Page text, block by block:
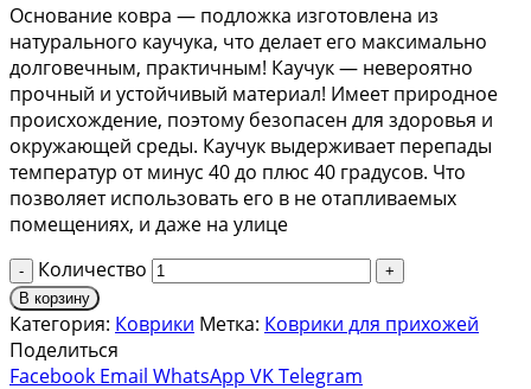
Основание ковра — подложка изготовлена из
натурального каучука, что делает его максимально
долговечным, практичным! Каучук — невероятно
прочный и устойчивый материал! Имеет природное
происхождение, поэтому безопасен для здоровья и
окружающей среды. Каучук выдерживает перепады
температур от минус 40 до плюс 40 градусов. Что
позволяет использовать его в не отапливаемых
помещениях, и даже на улице
Количество
В корзину
Категория: Коврики Метка: Коврики для прихожей
Поделиться
Facebook Email WhatsApp VKTelegram